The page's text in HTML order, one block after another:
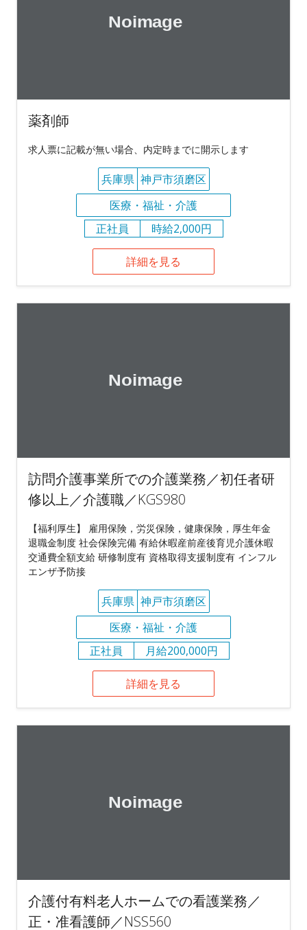
薬剤師
求人票に記載が無い場合、内定時までに開示します
兵庫県 神戸市須磨区
医療・福祉・介護
正社員
時給2,000円
詳細を見る
訪問介護事業所での介護業務／初任者研
修以上／介護職／KGS980
【福利厚生】 雇用保険，労災保険，健康保険，厚生年金
退職金制度 社会保険完備 有給休暇産前産後育児介護休暇
交通費全額支給 研修制度有 資格取得支援制度有 インフル
エンザ予防接
兵庫県 神戸市須磨区
医療・福祉・介護
正社員
月給200,000円
詳細を見る
介護付有料老人ホームでの看護業務／
正・准看護師／NSS560